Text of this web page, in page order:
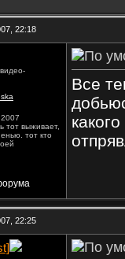
22:18
тот выживает,
тот кто
Все
22:25